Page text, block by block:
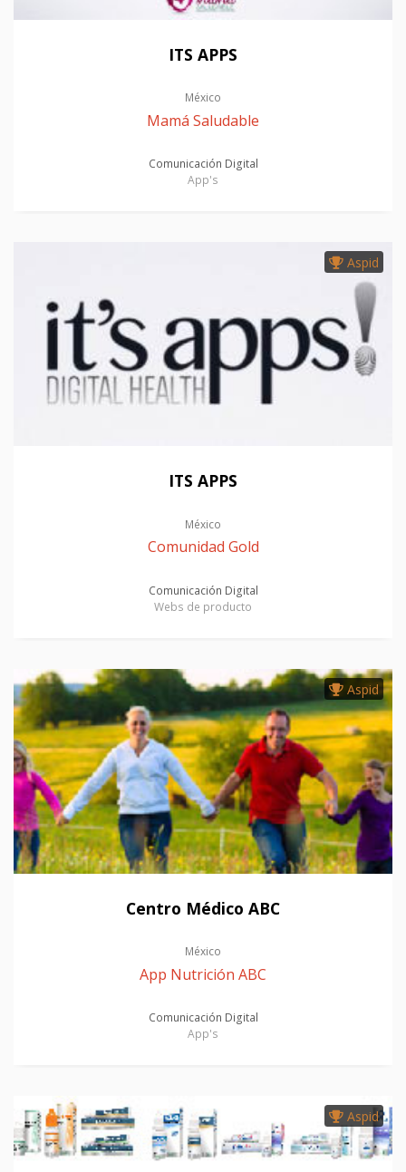
ITS APPS
México
Mamá Saludable
Comunicación Digital
App's
Aspid
ITS APPS
México
Comunidad Gold
Comunicación Digital
Webs de producto
Aspid
Centro Médico ABC
México
App Nutrición ABC
Comunicación Digital
App's
Aspid